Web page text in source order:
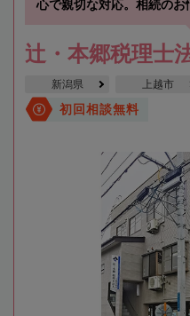
心で親切な対応。相続のお
辻・本郷税理士
新潟県 上越市
初回相談無料